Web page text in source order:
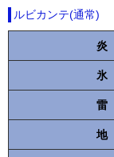
ルビカンテ(通常)
炎
氷
雷
地